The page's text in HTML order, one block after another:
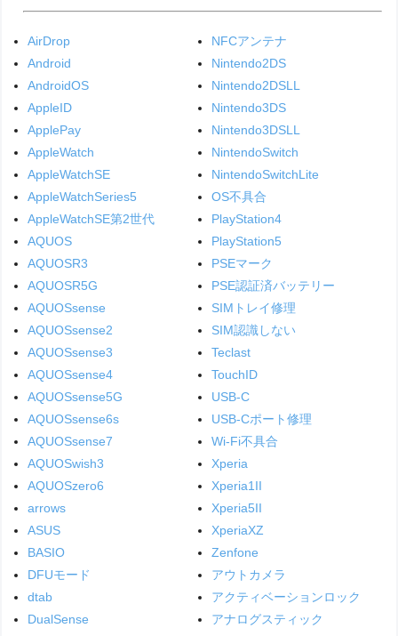
AirDrop
Android
AndroidOS
AppleID
ApplePay
AppleWatch
AppleWatchSE
AppleWatchSeries5
AppleWatchSE第2世代
AQUOS
AQUOSR3
AQUOSR5G
AQUOSsense
AQUOSsense2
AQUOSsense3
AQUOSsense4
AQUOSsense5G
AQUOSsense6s
AQUOSsense7
AQUOSwish3
AQUOSzero6
arrows
ASUS
BASIO
DFUモード
dtab
DualSense
NFCアンテナ
Nintendo2DS
Nintendo2DSLL
Nintendo3DS
Nintendo3DSLL
NintendoSwitch
NintendoSwitchLite
OS不具合
PlayStation4
PlayStation5
PSEマーク
PSE認証済バッテリー
SIMトレイ修理
SIM認識しない
Teclast
TouchID
USB-C
USB-Cポート修理
Wi-Fi不具合
Xperia
Xperia1II
Xperia5II
XperiaXZ
Zenfone
アウトカメラ
アクティベーションロック
アナログスティック